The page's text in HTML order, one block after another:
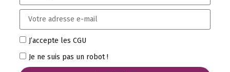
J’accepte les CGU
Je ne suis pas un robot !